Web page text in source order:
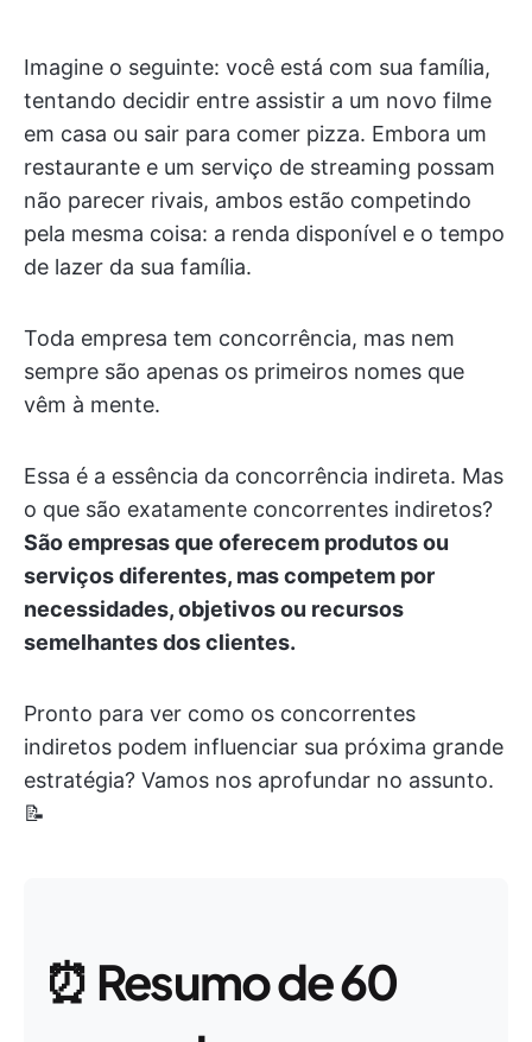
Imagine o seguinte: você está com sua família,
tentando decidir entre assistir a um novo filme
em casa ou sair para comer pizza. Embora um
restaurante e um serviço de streaming possam
não parecer rivais, ambos estão competindo
pela mesma coisa: a renda disponível e o tempo
de lazer da sua família.
Toda empresa tem concorrência, mas nem
sempre são apenas os primeiros nomes que
vêm à mente.
Essa é a essência da concorrência indireta. Mas
o que são exatamente concorrentes indiretos?
São empresas que oferecem produtos ou
serviços diferentes, mas competem por
necessidades, objetivos ou recursos
semelhantes dos clientes.
Pronto para ver como os concorrentes
indiretos podem influenciar sua próxima grande
estratégia? Vamos nos aprofundar no assunto.
📝
⏰ Resumo de 60